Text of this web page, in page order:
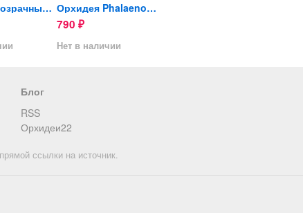
Горшок прозрачный для... Орхидея Phalaenopsis (отцвёл)
790 ₽
Нет в наличии
Блог
RSS
Орхидеи22
ссылки на источник.